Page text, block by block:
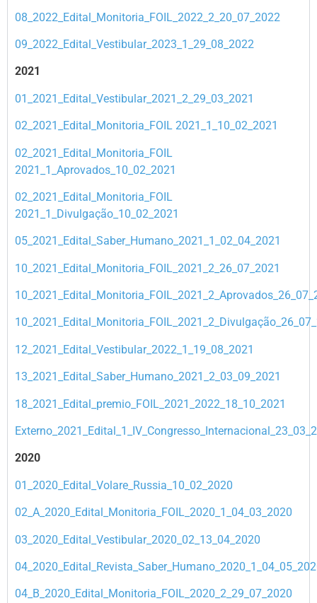
08_2022_Edital_Monitoria_FOIL_2022_2_20_07_2022
09_2022_Edital_Vestibular_2023_1_29_08_2022
2021
01_2021_Edital_Vestibular_2021_2_29_03_2021
02_2021_Edital_Monitoria_FOIL 2021_1_10_02_2021
02_2021_Edital_Monitoria_FOIL
2021_1_Aprovados_10_02_2021
02_2021_Edital_Monitoria_FOIL
2021_1_Divulgação_10_02_2021
05_2021_Edital_Saber_Humano_2021_1_02_04_2021
10_2021_Edital_Monitoria_FOIL_2021_2_26_07_2021
12_2021_Edital_Vestibular_2022_1_19_08_2021
13_2021_Edital_Saber_Humano_2021_2_03_09_2021
18_2021_Edital_premio_FOIL_2021_2022_18_10_2021
2020
01_2020_Edital_Volare_Russia_10_02_2020
02_A_2020_Edital_Monitoria_FOIL_2020_1_04_03_2020
03_2020_Edital_Vestibular_2020_02_13_04_2020
04_B_2020_Edital_Monitoria_FOIL_2020_2_29_07_2020